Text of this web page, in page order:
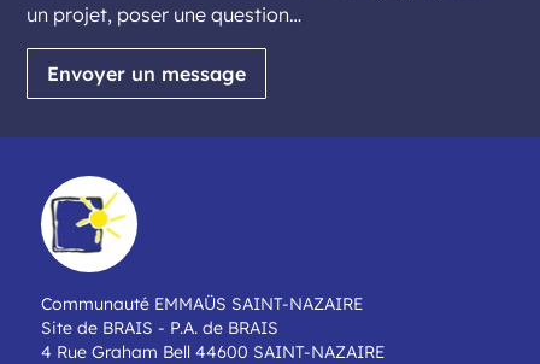
un projet, poser une question…
Envoyer un message
Communauté EMMAÜS SAINT-NAZAIRE
Site de BRAIS - P.A. de BRAIS
4 Rue Graham Bell 44600 SAINT-NAZAIRE